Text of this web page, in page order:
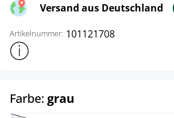
Versand aus Deutschland
Artikelnummer: 101121708
Weitere Produktinformationen anzeigen
Farbe: grau